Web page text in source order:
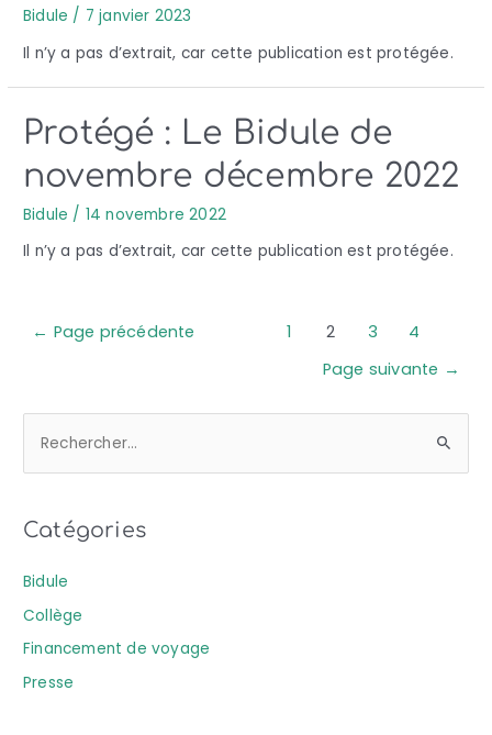
Bidule / 7 janvier 2023
Il n’y a pas d’extrait, car cette publication est protégée.
Protégé : Le Bidule de
novembre décembre 2022
Bidule / 14 novembre 2022
Il n’y a pas d’extrait, car cette publication est protégée.
← Page précédente 1 2 3
4
Page suivante →
e
h
c
h
e
Catégories
Bidule
Collège
Financement de voyage
Presse